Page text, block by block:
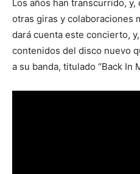
Los años han transcurrido,
otras giras y colaboraciones
dará cuenta este concierto,
contenidos del disco nuevo
a su banda, titulado “Back In